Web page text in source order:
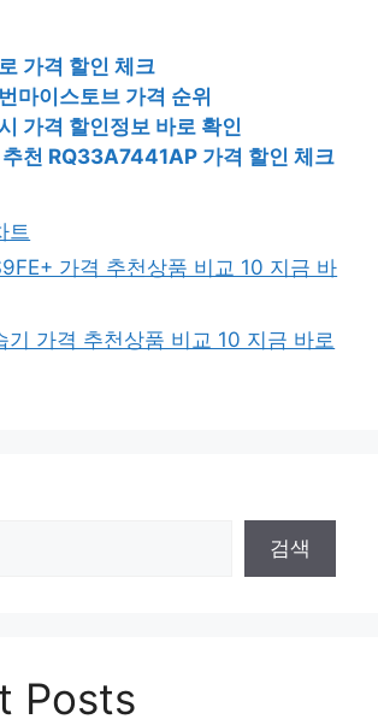
가격 할인 체크
마이스토브 가격 순위
가격 할인정보 바로 확인
천 RQ33A7441AP 가격 할인 체크
트
가격 추천상품 비교 10 지금 바
기 가격 추천상품 비교 10 지금 바로
검색
Posts